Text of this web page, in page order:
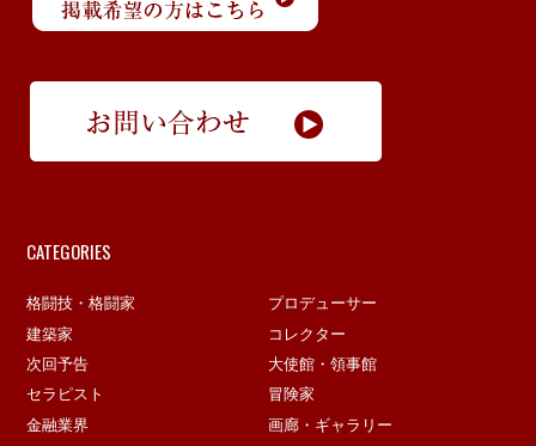
CATEGORIES
格闘技・格闘家
プロデューサー
建築家
コレクター
次回予告
大使館・領事館
セラピスト
冒険家
金融業界
画廊・ギャラリー